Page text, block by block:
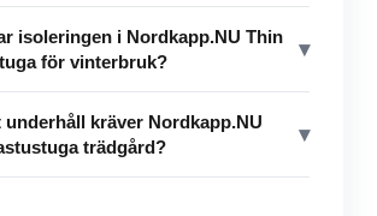
isoleringen i Nordkapp.NU Thin
för vinterbruk?
▾
underhåll kräver Nordkapp.NU
trädgård?
▾